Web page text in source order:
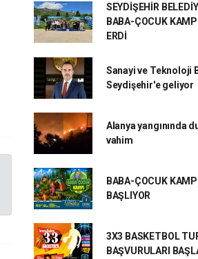
SEYDİŞEHİR
BABA-ÇOCUK
ERDİ
Sanayi ve Teknoloji
Seydişehir'e geliyor
Alanya yangınında
vahim
BABA-ÇOCUK KAMPI
BAŞLIYOR
3X3 BASKETBOL
BAŞVURULARI